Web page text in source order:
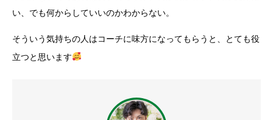
い、でも何からしていいのかわからない。
そういう気持ちの人はコーチに味方になってもらうと、とても役
立つと思います